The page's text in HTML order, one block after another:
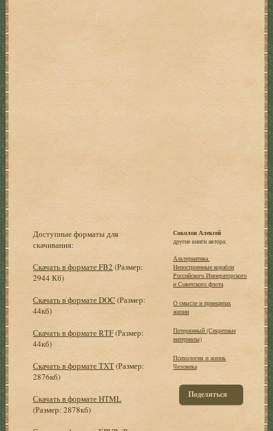
Доступные форматы для
скачивания:
Скачать в формате FB2 (Размер:
2944 Кб)
Скачать в формате DOC (Размер:
44кб)
Скачать в формате RTF(Размер:
44кб)
Скачать в формате TXT(Размер:
2876кб)
Скачать в формате HTML
(Размер: 2878кб)
Соколов Алексей
другие книги автора:
Альтернатива.
Непостроенные корабли
Российского Императорского
и Советского флота
О смысле и принципах
жизни
Потерянный (Секретные
материалы)
Психология и жизнь
Человека
Поделиться